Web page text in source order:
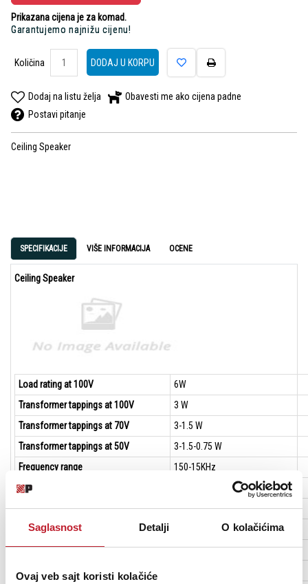
Saglasnost Detalji O kolačićima
Ovaj veb sajt koristi kolačiće
Prikazana cijena je za komad.
Garantujemo najnižu cijenu!
Količina DODAJ U KORPU
Dodaj na listu želja
Obavesti me ako cijena padne
Postavi pitanje
Ceiling Speaker
SPECIFIKACIJE VIŠE INFORMACIJA OCENE
Ceiling Speaker
Load rating at 100V
6W
Transformer tappings at 100V
3 W
Transformer tappings at 70V
3-1.5 W
Transformer tappings at 50V
3-1.5-0.75 W
Frequency range
150-15KHz
SPL(@1W/m)
Speaker Ø(mm) and Impedance
3" / 8 ohms
Dimension Ø,Install depth
Ø102 (63)mm
Cutout (mm)
93mm
Outside (mm)